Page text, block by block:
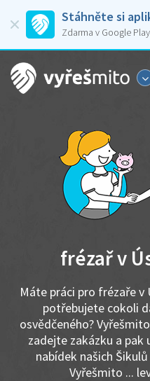
Stáhněte si
Zdarma v Google Play
frézař v
Máte práci pro frézaře v
potřebujete cokoli
osvědčeného?
zadejte zakázku a pak
nabídek našich
Vyřešmito ...